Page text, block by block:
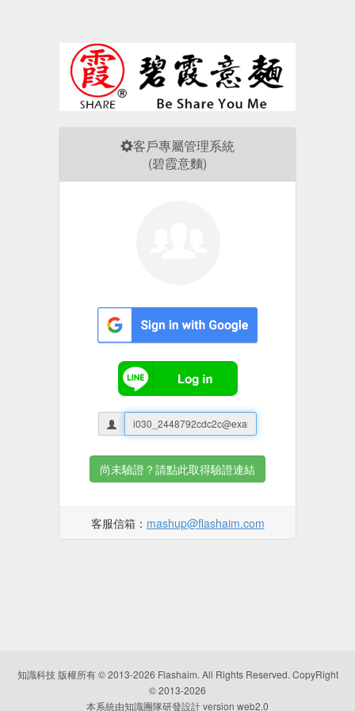
客戶專屬管理系統
(碧霞意麵)
尚未驗證？請點此取得驗證連結
客服信箱： mashup@flashaim.com
知識科技版權所有 © 2013-2026 Flashaim. All Rights Reserved. CopyRight
© 2013-2026
本系統由知識團隊研發設計 version web2.0